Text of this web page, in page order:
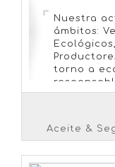
Nuestra
ámbitos:
torno a
de talleres
una
diferentes
Aceite &